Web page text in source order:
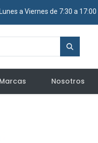
a Viernes de 7:30 a 17:00
Marcas Nosotros